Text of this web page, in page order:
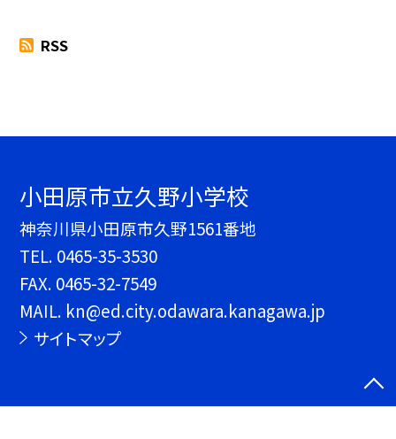
RSS
小田原市立久野小学校
神奈川県小田原市久野1561番地
TEL. 0465-35-3530
FAX. 0465-32-7549
MAIL. kn@ed.city.odawara.kanagawa.jp
サイトマップ